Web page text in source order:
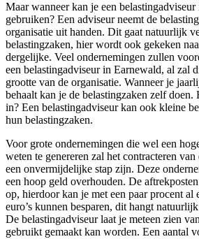
Maar wanneer kan je een
gebruiken? Een adviseur neemt de
organisatie uit handen. Dit gaat natuurlijk
belastingzaken, hier wordt ook gekeken
dergelijke. Veel ondernemingen zullen
een belastingadviseur in Earnewald, al zal
grootte van de organisatie. Wanneer je
behaalt kan je de belastingzaken zelf doen.
in? Een belastingadviseur kan ook kleine
hun belastingzaken.
Voor grote ondernemingen die wel een
weten te genereren zal het contracteren
een onvermijdelijke stap zijn. Deze
een hoop geld overhouden. De
op, hierdoor kan je met een paar procent al
euro’s kunnen besparen, dit hangt
De belastingadviseur laat je meteen zien
gebruikt gemaakt kan worden. Een aantal